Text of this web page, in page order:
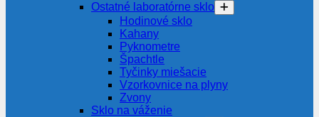
Ostatné laboratórne sklo
Hodinové sklo
Kahany
Pyknometre
Špachtle
Tyčinky miešacie
Vzorkovnice na plyny
Zvony
Sklo na váženie